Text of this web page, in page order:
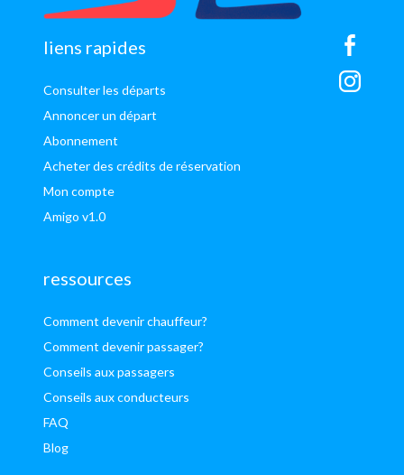
sitemap
liens rapides
Consulter les départs
Annoncer un départ
Abonnement
Acheter des crédits de réservation
Mon compte
Amigo v1.0
ressources
Comment devenir chauffeur?
Comment devenir passager?
Conseils aux passagers
Conseils aux conducteurs
FAQ
Blog